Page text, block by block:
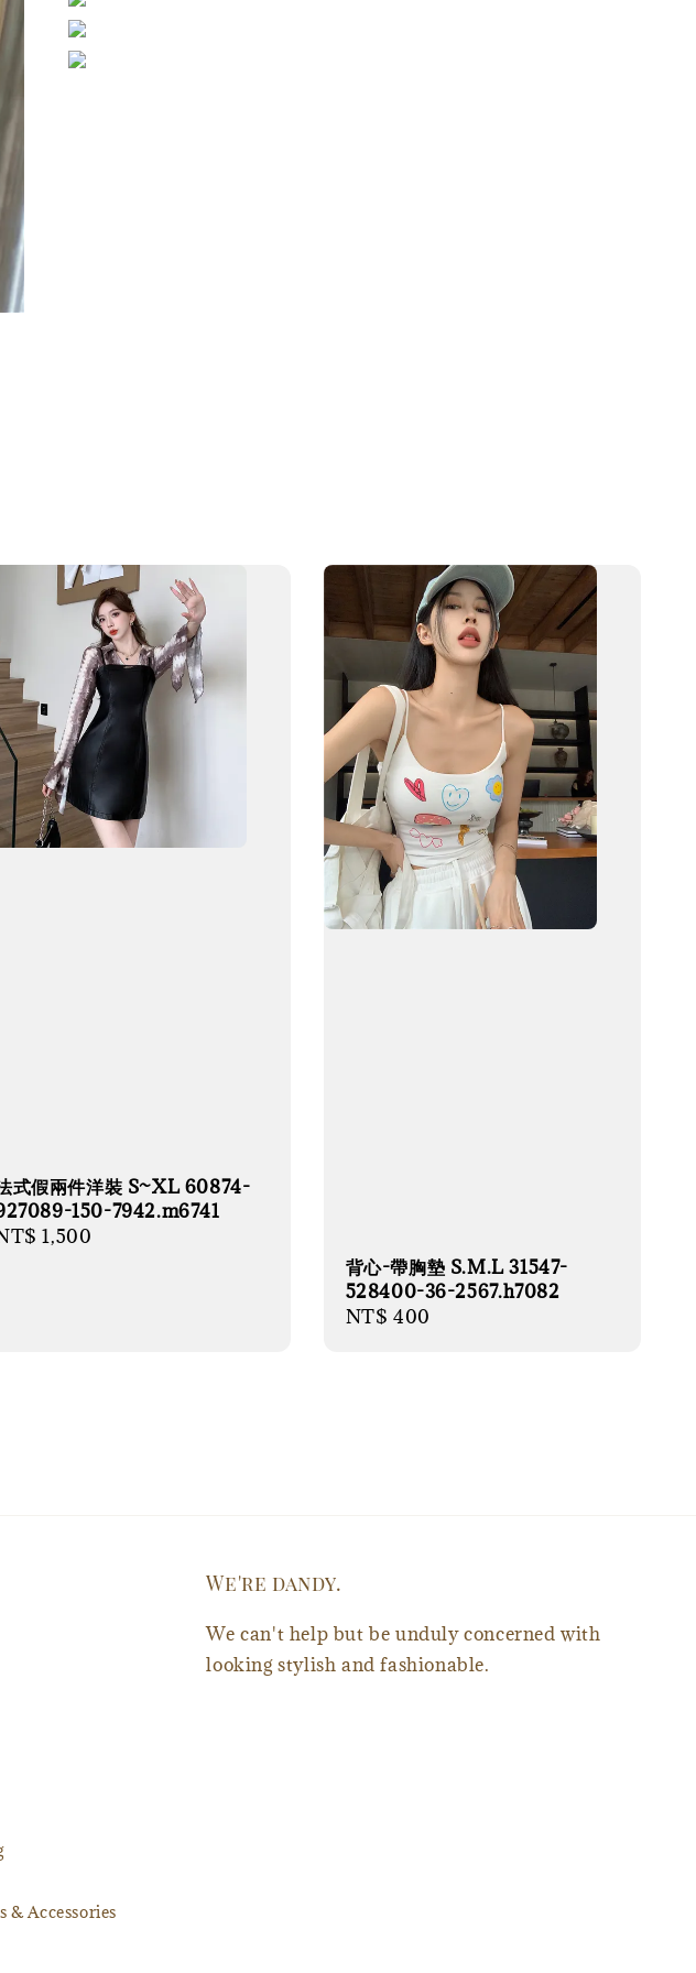
式假兩件洋裝 S~XL 60874-
150-7942.m6741
1,500
背心-帶胸墊 S.M.L 31547-
528400-36-2567.h7082
Regular
NT$ 400
& Accessories
We're dandy.
We can't help but be unduly concerned with
looking stylish and fashionable.